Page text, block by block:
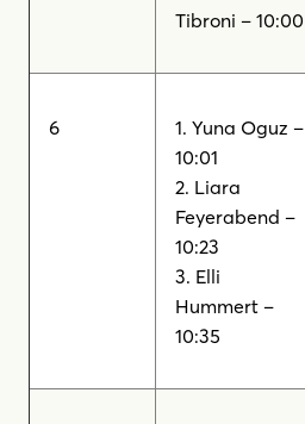
Tibroni – 10:00
6
1. Yuna Oguz –
10:01
2. Liara
Feyerabend –
10:23
3. Elli
Hummert –
10:35